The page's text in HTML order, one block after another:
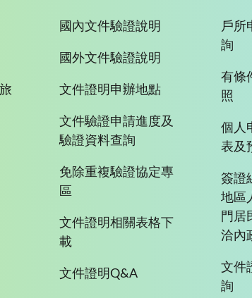
國內文件驗證說明
國外文件驗證說明
文件證明申辦地點
文件驗證申請進度及
驗證資料查詢
免除重複驗證協定專
區
文件證明相關表格下
載
文件證明Q&A
戶所
詢
有條
照
個人
表及
簽證
地區
門居
洽內
文件
詢